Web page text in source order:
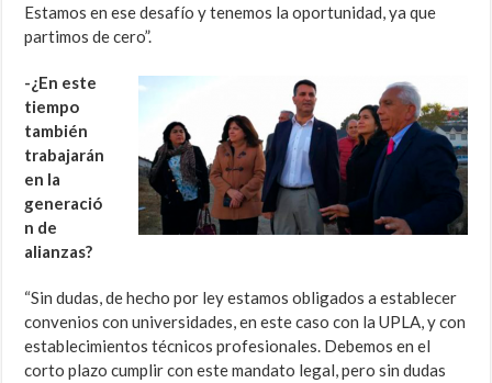
Estamos en ese desafío y tenemos la oportunidad, ya que
partimos de cero”.
-¿En este
tiempo
también
trabajarán
en la
generació
n de
alianzas?
“Sin dudas, de hecho por ley estamos obligados a establecer
convenios con universidades, en este caso con la UPLA, y con
establecimientos técnicos profesionales. Debemos en el
corto plazo cumplir con este mandato legal, pero sin dudas